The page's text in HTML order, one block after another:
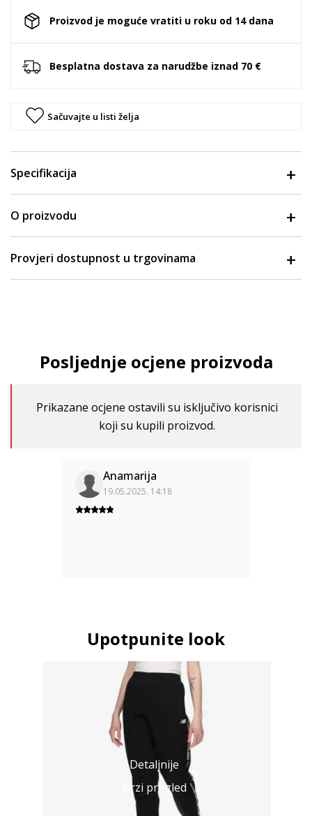
Proizvod je moguće vratiti u roku od 14 dana
Besplatna dostava za narudžbe iznad 70 €
Sačuvajte u listi želja
Specifikacija
O proizvodu
Provjeri dostupnost u trgovinama
Posljednje ocjene proizvoda
Prikazane ocjene ostavili su isključivo korisnici
koji su kupili proizvod.
Anamarija
19.05.2025. 14:18
Upotpunite look
Detaljnije
Brzi pregled